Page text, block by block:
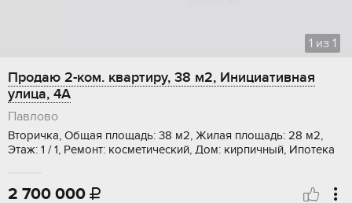
1 из 1
Продаю 2-ком. квартиру, 38 м2, Инициативная
улица, 4А
Павлово
Вторичка, Общая площадь: 38 м2, Жилая площадь: 28 м2,
Этаж: 1 / 1, Ремонт: косметический, Дом: кирпичный, Ипотека
2 700 000 